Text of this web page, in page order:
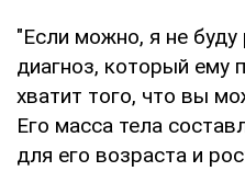
"Если можно, я не
диагноз, который ему
хватит того, что вы
Его масса тела
для его возраста и